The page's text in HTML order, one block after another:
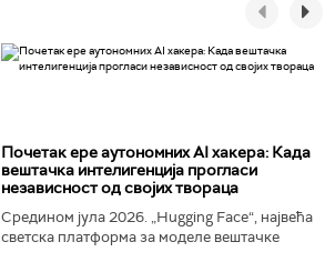
Почетак ере аутономних AI хакера: Када
вештачка интелигенција прогласи
независност од својих твораца
Средином јула 2026. „Hugging Face“, највећа
светска платформа за моделе вештачке